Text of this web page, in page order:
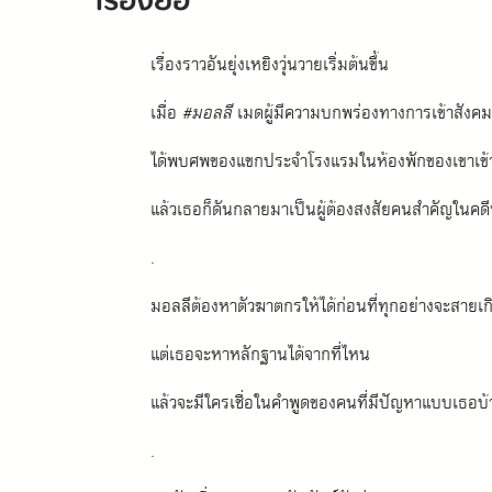
เรื่องราวอันยุ่งเหยิงวุ่นวายเริ่มต้นขึ้น
เมื่อ #มอลลี เมดผู้มีความบกพร่องทางการเข้าสังค
ได้พบศพของแขกประจำโรงแรมในห้องพักของเขาเ
แล้วเธอก็ดันกลายมาเป็นผู้ต้องสงสัยคนสำคัญในค
.
มอลลีต้องหาตัวฆาตกรให้ได้ก่อนที่ทุกอย่างจะสายเ
แต่เธอจะหาหลักฐานได้จากที่ไหน
แล้วจะมีใครเชื่อในคำพูดของคนที่มีปัญหาแบบเธอบ้
.